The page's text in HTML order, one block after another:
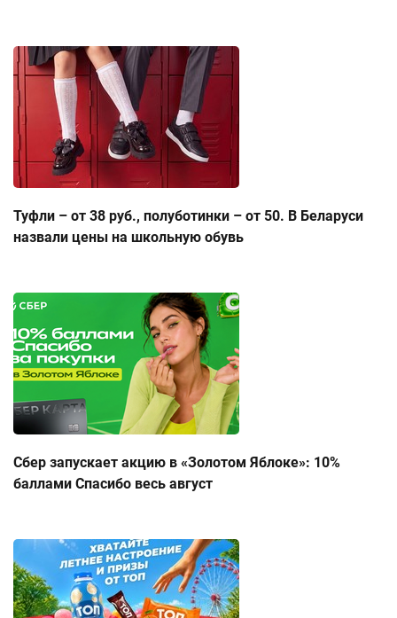
Туфли – от 38 руб., полуботинки – от 50. В Беларуси
назвали цены на школьную обувь
Сбер запускает акцию в «Золотом Яблоке»: 10%
баллами Спасибо весь август